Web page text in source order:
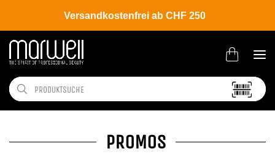
Versandkostenfrei ab CHF 250
PROMOS